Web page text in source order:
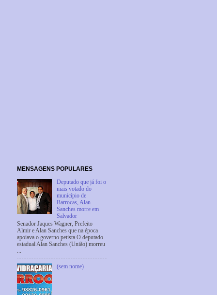
MENSAGENS POPULARES
Deputado que já foi o
mais votado do
município de
Barrocas, Alan
Sanches morre em
Salvador
Senador Jaques Wagner, Prefeito
Almir e Alan Sanches que na época
apoiava o governo petista O deputado
estadual Alan Sanches (União) morreu
...
(sem nome)